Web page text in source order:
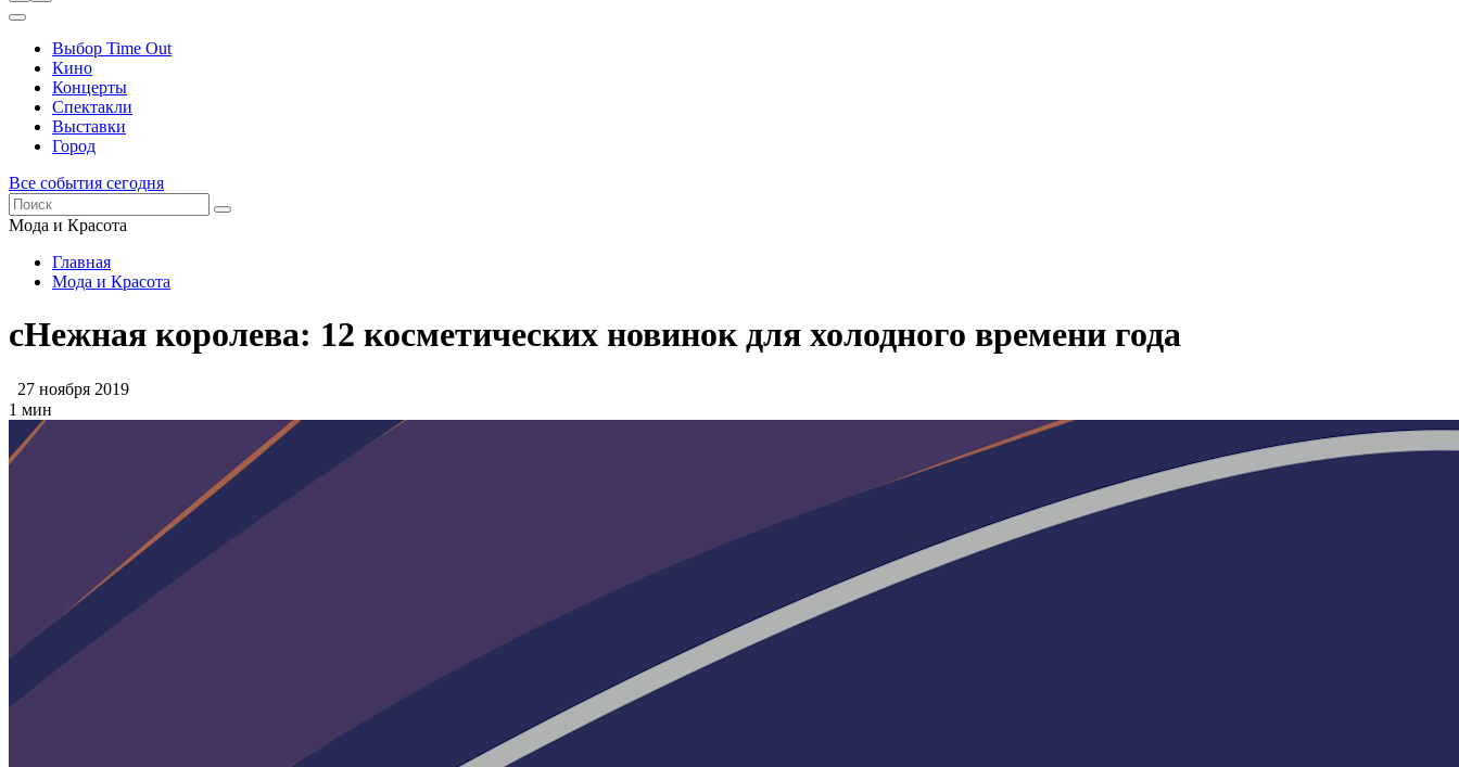
Выбор Time Out
Кино
Концерты
Спектакли
Выставки
Город
Все события сегодня
Мода и Красота
Главная
Мода и Красота
сНежная королева: 12 косметических новинок для холодного времени года
27 ноября 2019
1 мин